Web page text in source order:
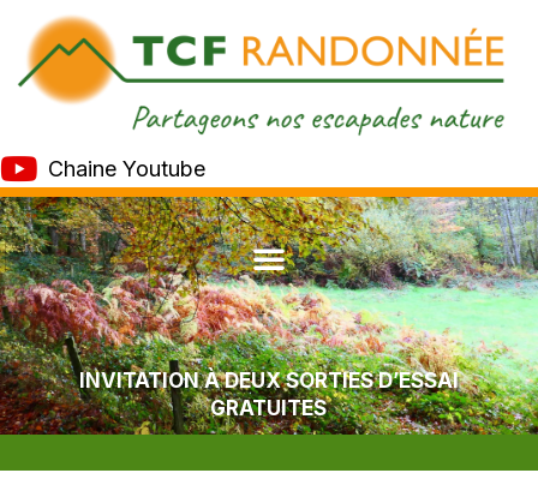
Chaine Youtube
INVITATION À DEUX SORTIES D’ESSAI
GRATUITES